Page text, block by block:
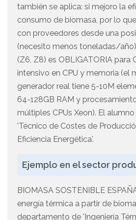
también se aplica: si mejoro la
consumo de biomasa, por lo
con proveedores desde una
(necesito menos toneladas/
(Z6, Z8) es OBLIGATORIA para
intensivo en CPU y memoria (el
generador real tiene 5-10M
64-128GB RAM y
múltiples CPUs Xeon). El
'Técnico de Costes de
Eficiencia Energética'.
Ejemplo en el sector
BIOMASA SOSTENIBLE
energía térmica a partir de
departamento de 'Ingeniería